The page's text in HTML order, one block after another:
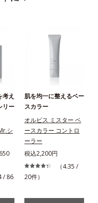
え
リー
シ
/ 86
肌を均一に整えるベー
スカラー
オルビス ミスター ベ
ースカラー コントロ
ーラー
税込2,200円
（4.35 /
20件）